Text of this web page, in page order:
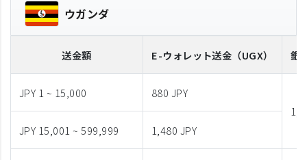
ウガンダ
送金額 E-ウォレット送金 （UGX） 銀
JPY 1 ~ 15,000
880 JPY
JPY 15,001 ~ 599,999
1,480 JPY